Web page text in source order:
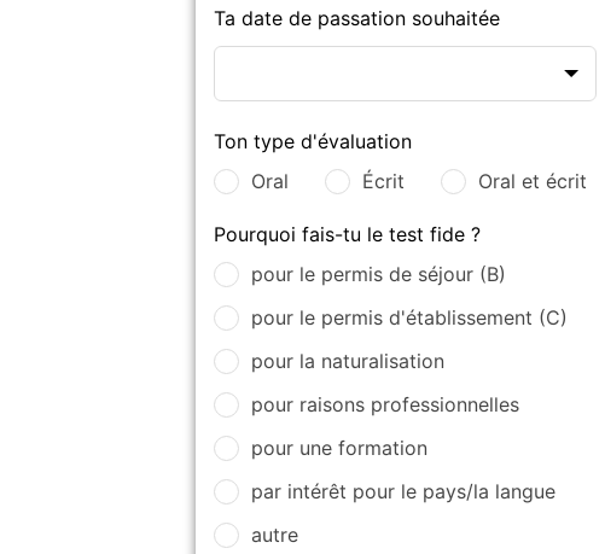
Ta date de passation souhaitée
Ton type d'évaluation
Oral
Écrit Oral et écrit
Pourquoi fais-tu le test fide ?
pour le permis de séjour (B)
pour le permis d'établissement (C)
pour la naturalisation
pour raisons professionnelles
pour une formation
par intérêt pour le pays/la langue
autre